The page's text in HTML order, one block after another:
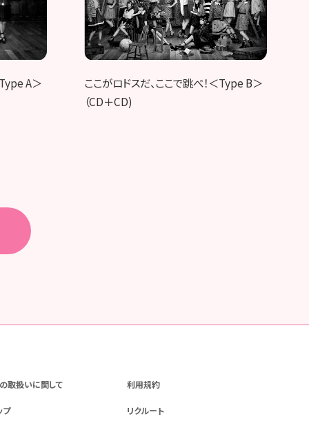
A＞
ここがロドスだ、ここで跳べ！＜Type B＞
（CD＋CD)
取扱いに関して 利用規約
プ リクルート